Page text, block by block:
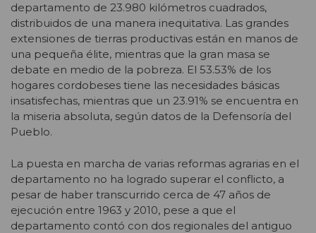
departamento de 23.980 kilómetros cuadrados,
distribuidos de una manera inequitativa. Las grandes
extensiones de tierras productivas están en manos de
una pequeña élite, mientras que la gran masa se
debate en medio de la pobreza. El 53.53% de los
hogares cordobeses tiene las necesidades básicas
insatisfechas, mientras que un 23.91% se encuentra en
la miseria absoluta, según datos de la Defensoría del
Pueblo.
La puesta en marcha de varias reformas agrarias en el
departamento no ha logrado superar el conflicto, a
pesar de haber transcurrido cerca de 47 años de
ejecución entre 1963 y 2010, pese a que el
departamento contó con dos regionales del antiguo